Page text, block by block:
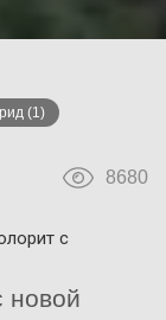
(1)
8680
с
новой